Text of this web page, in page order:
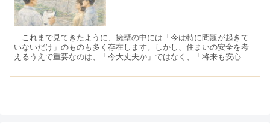
これまで見てきたように、擁壁の中には「今は特に問題が起きて
いないだけ」のものも多く存在します。しかし、住まいの安全を考
えるうえで重要なのは、「今大丈夫か」ではなく、「将来も安心で
どの場面でも共通して使える 「安全な擁壁の条件」 を整理します。